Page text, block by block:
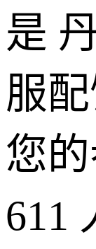
是
服配
您
611